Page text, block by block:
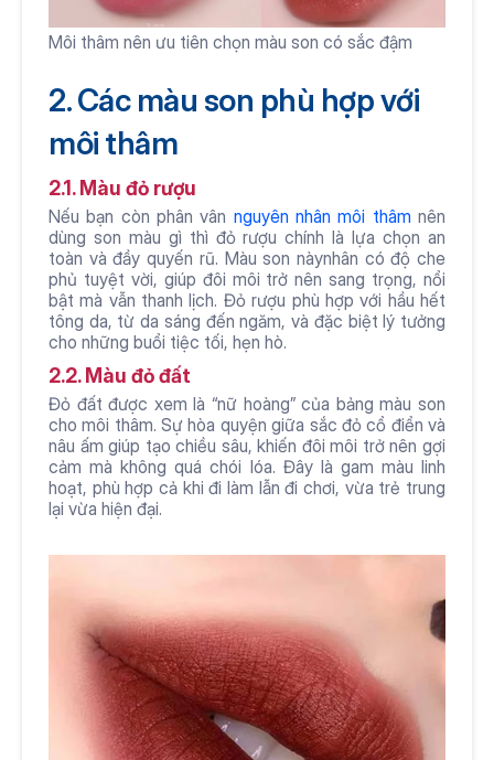
Môi thâm nên ưu tiên chọn màu son có sắc đậm
2. Các màu son phù hợp với
môi thâm
2.1. Màu đỏ rượu
Nếu bạn còn phân vân nguyên nhân môi thâm nên
dùng son màu gì thì đỏ rượu chính là lựa chọn an
toàn và đầy quyến rũ. Màu son nàynhân có độ che
phủ tuyệt vời, giúp đôi môi trở nên sang trọng, nổi
bật mà vẫn thanh lịch. Đỏ rượu phù hợp với hầu hết
tông da, từ da sáng đến ngăm, và đặc biệt lý tưởng
cho những buổi tiệc tối, hẹn hò.
2.2. Màu đỏ đất
Đỏ đất được xem là “nữ hoàng” của bảng màu son
cho môi thâm. Sự hòa quyện giữa sắc đỏ cổ điển và
nâu ấm giúp tạo chiều sâu, khiến đôi môi trở nên gợi
cảm mà không quá chói lóa. Đây là gam màu linh
hoạt, phù hợp cả khi đi làm lẫn đi chơi, vừa trẻ trung
lại vừa hiện đại.